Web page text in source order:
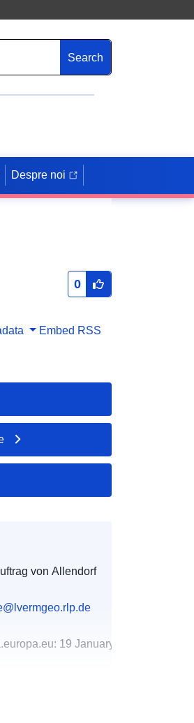
Search
Despre noi
0
Embed RSS
von Allendorf
19 January